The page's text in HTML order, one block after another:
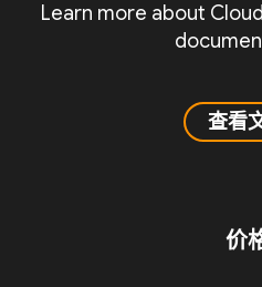
Learn more about
查看
价